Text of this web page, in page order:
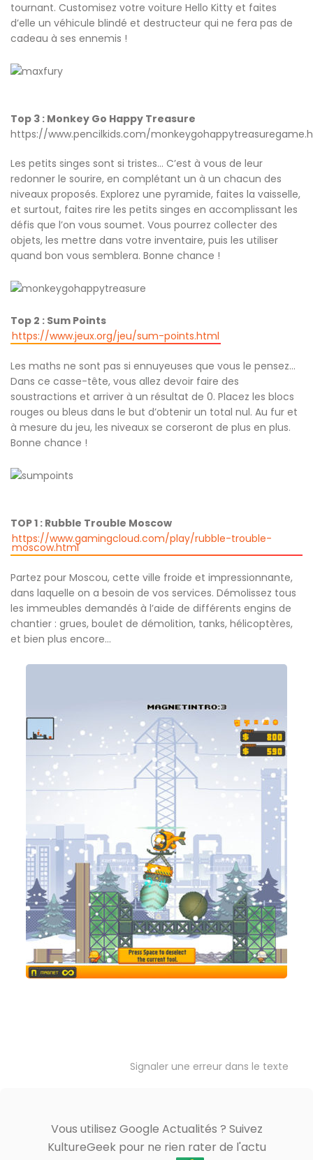
tournant. Customisez votre voiture Hello Kitty et faites
d’elle un véhicule blindé et destructeur qui ne fera pas de
cadeau à ses ennemis !
Top 3 : Monkey Go Happy Treasure
https://www.pencilkids.com/
Les petits singes sont si tristes… C’est à vous de leur
redonner le sourire, en complétant un à un chacun des
niveaux proposés. Explorez une pyramide, faites la vaisselle,
et surtout, faites rire les petits singes en accomplissant les
défis que l’on vous soumet. Vous pourrez collecter des
objets, les mettre dans votre inventaire, puis les utiliser
quand bon vous semblera. Bonne chance !
Top 2 : Sum Points
https://www.jeux.org/jeu/sum-points.html
Les maths ne sont pas si ennuyeuses que vous le pensez…
Dans ce casse-tête, vous allez devoir faire des
soustractions et arriver à un résultat de 0. Placez les blocs
rouges ou bleus dans le but d’obtenir un total nul. Au fur et
à mesure du jeu, les niveaux se corseront de plus en plus.
Bonne chance !
TOP 1 : Rubble Trouble Moscow
https://www.gamingcloud.com/play/rubble-trouble-
moscow.html
Partez pour Moscou, cette ville froide et impressionnante,
dans laquelle on a besoin de vos services. Démolissez tous
les immeubles demandés à l’aide de différents engins de
chantier : grues, boulet de démolition, tanks, hélicoptères,
et bien plus encore…
Signaler une erreur dans le texte
Vous utilisez Google Actualités ? Suivez
KultureGeek pour ne rien rater de l'actu